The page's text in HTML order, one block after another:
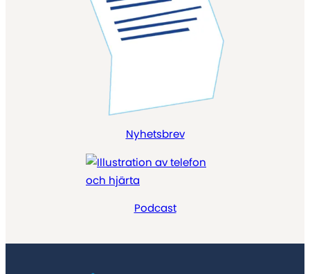
Nyhetsbrev
Podcast